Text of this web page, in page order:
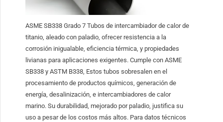
ASME SB338 Grado 7 Tubos de intercambiador de calor de
titanio, aleado con paladio, ofrecer resistencia a la
corrosión inigualable, eficiencia térmica, y propiedades
livianas para aplicaciones exigentes. Cumple con ASME
SB338 y ASTM B338, Estos tubos sobresalen en el
procesamiento de productos químicos, generación de
energía, desalinización, e intercambiadores de calor
marino. Su durabilidad, mejorado por paladio, justifica su
uso a pesar de los costos más altos. Para datos técnicos